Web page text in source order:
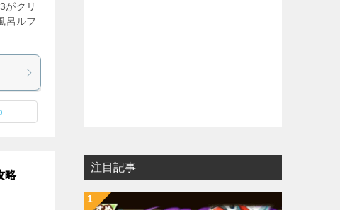
がクリ
呂ルフ
略
注目記事